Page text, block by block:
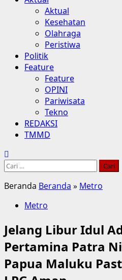
Aktual
Kesehatan
Olahraga
Peristiwa
Politik
Feature
Feature
OPINI
Pariwisata
Tekno
REDAKSI
TMMD
Cari
Beranda Beranda » Metro
Metro
Jelang Libur Idul
Pertamina Patra
Papua Maluku